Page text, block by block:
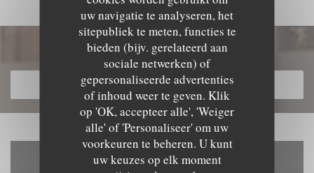
uw navigatie te analyseren, het
sitepubliek te meten, functies te
bieden (bijv. gerelateerd aan
sociale netwerken) of
gepersonaliseerde advertenties
of inhoud weer te geven. Klik
op 'OK, accepteer alle', 'Weiger
alle' of 'Personaliseer' om uw
voorkeuren te beheren. U kunt
uw keuzes op elk moment
Ontdek ons menu
ONTDEK ONS MENU